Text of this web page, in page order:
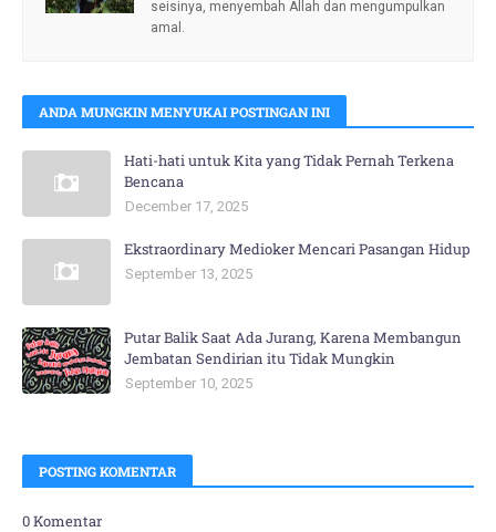
seisinya, menyembah Allah dan mengumpulkan
amal.
ANDA MUNGKIN MENYUKAI POSTINGAN INI
Hati-hati untuk Kita yang Tidak Pernah Terkena
Bencana
December 17, 2025
Ekstraordinary Medioker Mencari Pasangan Hidup
September 13, 2025
Putar Balik Saat Ada Jurang, Karena Membangun
Jembatan Sendirian itu Tidak Mungkin
September 10, 2025
POSTING KOMENTAR
0 Komentar